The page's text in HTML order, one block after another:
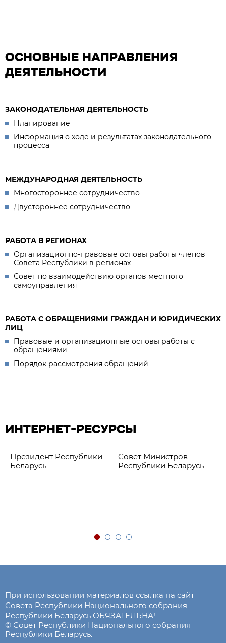
ОСНОВНЫЕ НАПРАВЛЕНИЯ
ДЕЯТЕЛЬНОСТИ
ЗАКОНОДАТЕЛЬНАЯ ДЕЯТЕЛЬНОСТЬ
Планирование
Информация о ходе и результатах законодательного
процесса
МЕЖДУНАРОДНАЯ ДЕЯТЕЛЬНОСТЬ
Многостороннее сотрудничество
Двустороннее сотрудничество
РАБОТА В РЕГИОНАХ
Организационно-правовые основы работы членов
Совета Республики в регионах
Совет по взаимодействию органов местного
самоуправления
РАБОТА С ОБРАЩЕНИЯМИ ГРАЖДАН И ЮРИДИЧЕСКИХ
ЛИЦ
Правовые и организационные основы работы с
обращениями
Порядок рассмотрения обращений
ИНТЕРНЕТ-РЕСУРСЫ
Президент Республики
Беларусь
Совет Министров
Республики Беларусь
При использовании материалов ссылка на сайт
Совета Республики Национального собрания
Республики Беларусь ОБЯЗАТЕЛЬНА!
© Совет Республики Национального собрания
Республики Беларусь.